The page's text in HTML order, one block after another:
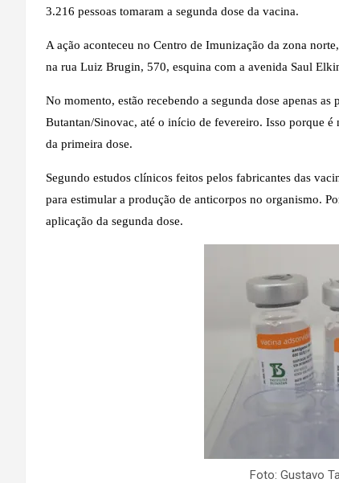
3.216 pessoas tomaram a segunda dose da vacina.
A ação aconteceu no Centro de Imunização da zona
na rua Luiz Brugin, 570, esquina com a avenida Saul
No momento, estão recebendo a segunda dose apenas
Butantan/Sinovac, até o início de fevereiro. Isso porque é
da primeira dose.
Segundo estudos clínicos feitos pelos fabricantes das
para estimular a produção de anticorpos no organismo.
aplicação da segunda dose.
Foto: Gustavo